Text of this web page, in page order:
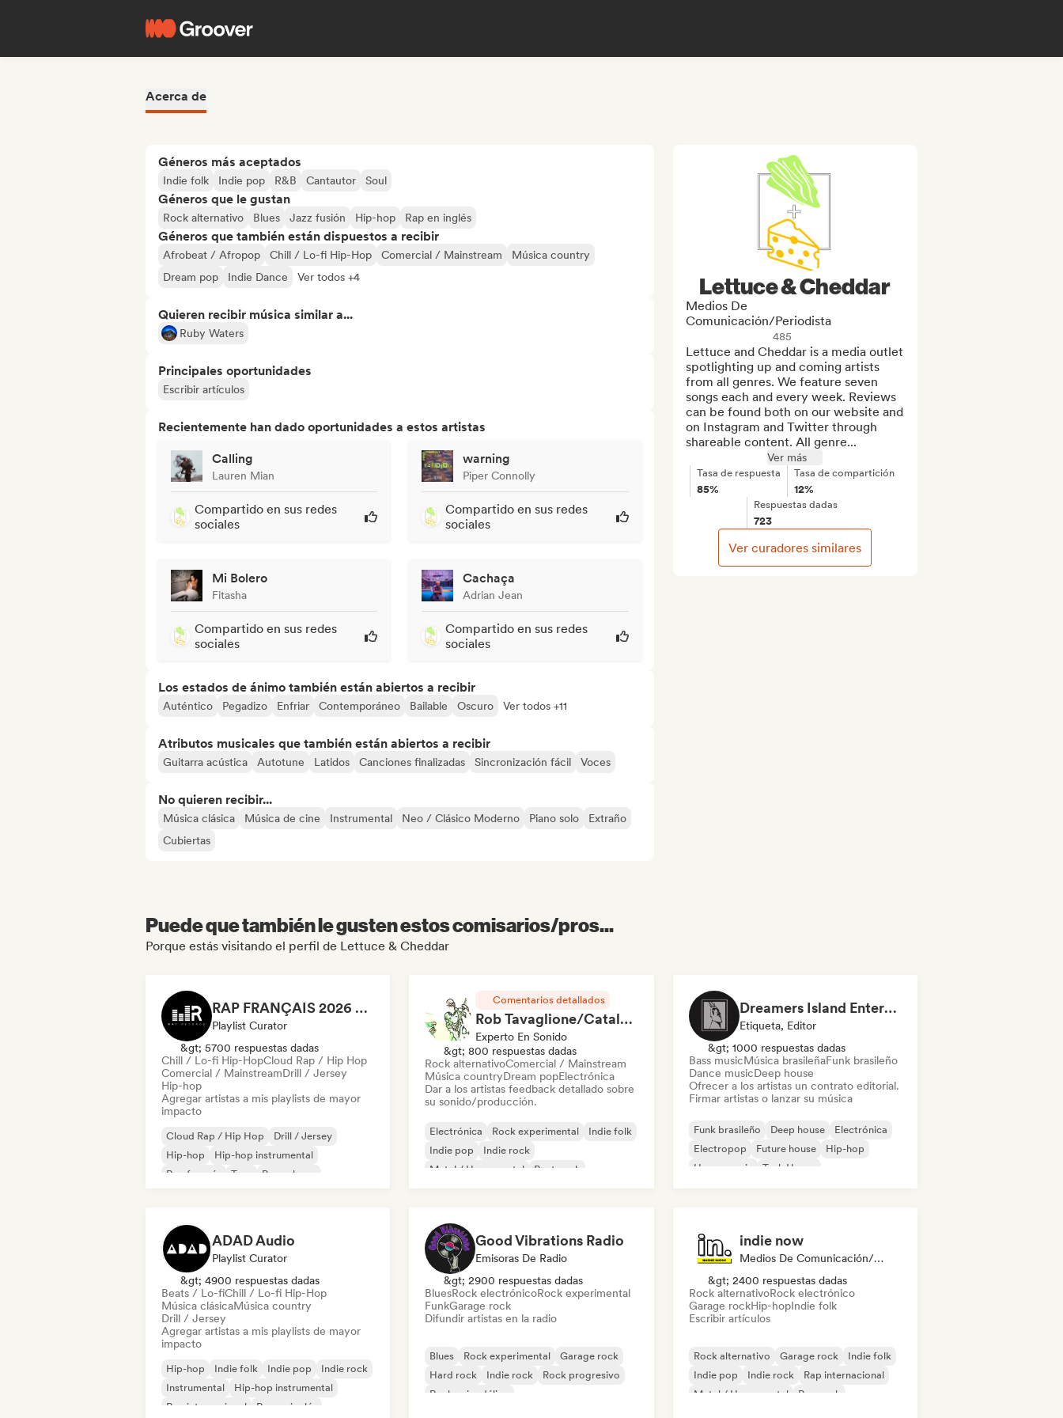
Acerca de
Géneros más aceptados
Indie folk Indie pop R&B Cantautor Soul
Géneros que le gustan
Rock alternativo Blues Jazz fusión Hip-hop Rap en inglés
Géneros que también están dispuestos a recibir
Afrobeat / Afropop Chill / Lo-fi Hip-Hop Comercial / Mainstream
Música country
Dream pop
Indie Dance Ver todos +4
Quieren recibir música similar a...
Ruby Waters
Principales oportunidades
Escribir artículos
Recientemente han dado oportunidades a estos artistas
Calling
Lauren Mian
Compartido en sus redes
sociales
warning
Piper Connolly
Compartido en sus redes
sociales
Mi Bolero
Fitasha
Compartido en sus redes
sociales
Cachaça
Adrian Jean
Compartido en sus redes
sociales
Los estados de ánimo también están abiertos a recibir
Auténtico Pegadizo Enfriar Contemporáneo Bailable Oscuro Ver todos +11
Atributos musicales que también están abiertos a recibir
Guitarra acústica Autotune Latidos Canciones finalizadas Sincronización fácil Voces
No quieren recibir...
Música clásica Música de cine Instrumental Neo / Clásico Moderno Piano solo
Extraño
Cubiertas
Lettuce & Cheddar
Medios De
Comunicación/Periodista
485
Lettuce and Cheddar is a media outlet
spotlighting up and coming artists
from all genres. We feature seven
songs each and every week. Reviews
can be found both on our website and
on Instagram and Twitter through
shareable content. All genre...
Ver más
Tasa de respuesta
85%
Tasa de compartición
12%
Respuestas dadas
723
Ver curadores similares
Puede que también le gusten estos comisarios/pros...
Porque estás visitando el perfil de Lettuce & Cheddar
RAP FRANÇAIS 2026 🔥🇫🇷 (Way Records)
Playlist Curator
&gt; 5700 respuestas dadas
Chill / Lo-fi Hip-HopCloud Rap / Hip Hop
Comercial / MainstreamDrill / Jersey
Hip-hop
Agregar artistas a mis playlists de mayor
impacto
Cloud Rap / Hip Hop
Drill / Jersey
Hip-hop
Hip-hop instrumental
Rap francés
Trap
Pop urbano
Comentarios detallados
Rob Tavaglione/Catalyst Recording
Experto En Sonido
&gt; 800 respuestas dadas
Rock alternativoComercial / Mainstream
Música countryDream popElectrónica
Dar a los artistas feedback detallado sobre
su sonido/producción.
Electrónica Rock experimental
Indie folk
Indie pop
Indie rock
Metal / Heavy metal
Post punk
Dreamers Island Entertainment
Etiqueta, Editor
&gt; 1000 respuestas dadas
Bass musicMúsica brasileñaFunk brasileño
Dance musicDeep house
Ofrecer a los artistas un contrato editorial.
Firmar artistas o lanzar su música
Funk brasileño Deep house
Electrónica
Electropop
Future house
Hip-hop
House music
Tech House
ADAD Audio
Playlist Curator
&gt; 4900 respuestas dadas
Beats / Lo-fiChill / Lo-fi Hip-Hop
Música clásicaMúsica country
Drill / Jersey
Agregar artistas a mis playlists de mayor
impacto
Hip-hop Indie folk Indie pop
Indie rock
Instrumental
Hip-hop instrumental
Rap internacional
Rap en inglés
Good Vibrations Radio
Emisoras De Radio
&gt; 2900 respuestas dadas
BluesRock electrónicoRock experimental
FunkGarage rock
Difundir artistas en la radio
Blues Rock experimental
Garage rock
Hard rock
Indie rock
Rock progresivo
Rock psicodélico
indie now
Medios De Comunicación/Periodista
&gt; 2400 respuestas dadas
Rock alternativoRock electrónico
Garage rockHip-hopIndie folk
Escribir artículos
Rock alternativo Garage rock
Indie folk
Indie pop
Indie rock
Rap internacional
Metal / Heavy metal
Pop rock